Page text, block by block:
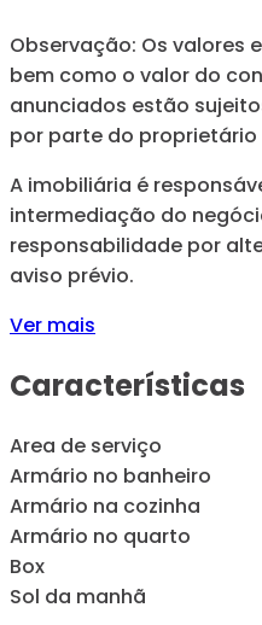
Observação: Os valores
bem como o valor do
anunciados estão
por parte do
A imobiliária é
intermediação do
responsabilidade por
aviso prévio.
Ver mais
Características
Area de serviço
Armário no banheiro
Armário na cozinha
Armário no quarto
Box
Sol da manhã